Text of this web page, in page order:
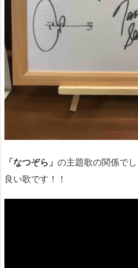
「なつぞら」 の主題歌の関係で
良い歌です！！